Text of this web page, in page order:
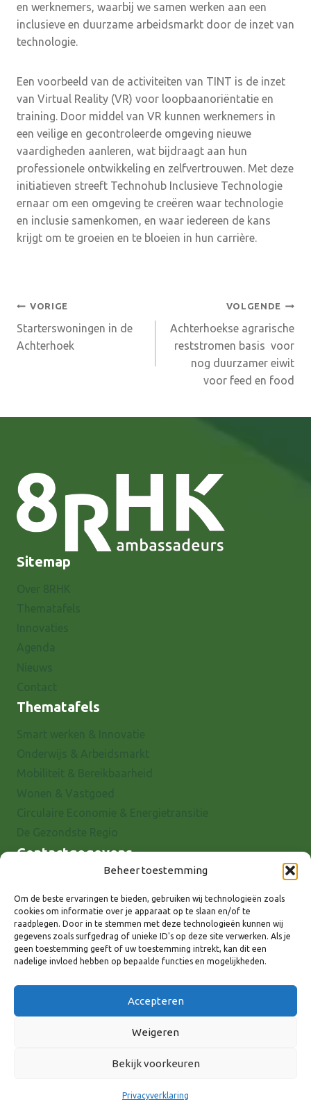
Beheer toestemming
Om de beste ervaringen te bieden, gebruiken wij technologieën zoals
cookies om informatie over je apparaat op te slaan en/of te
raadplegen. Door in te stemmen met deze technologieën kunnen wij
gegevens zoals surfgedrag of unieke ID's op deze site verwerken. Als je
geen toestemming geeft of uw toestemming intrekt, kan dit een
nadelige invloed hebben op bepaalde functies en mogelijkheden.
Accepteren
Weigeren
Bekijk voorkeuren
Privacyverklaring
en werknemers, waarbij we samen werken aan een
inclusieve en duurzame arbeidsmarkt door de inzet van
technologie.
Een voorbeeld van de activiteiten van TINT is de inzet
van Virtual Reality (VR) voor loopbaanoriëntatie en
training. Door middel van VR kunnen werknemers in
een veilige en gecontroleerde omgeving nieuwe
vaardigheden aanleren, wat bijdraagt aan hun
professionele ontwikkeling en zelfvertrouwen. Met deze
initiatieven streeft Technohub Inclusieve Technologie
ernaar om een omgeving te creëren waar technologie
en inclusie samenkomen, en waar iedereen de kans
krijgt om te groeien en te bloeien in hun carrière.
Bericht
navigatie
VORIGE
Starterswoningen in de
Achterhoek
VOLGENDE
Achterhoekse agrarische
reststromen basis voor
nog duurzamer eiwit
voor feed en food
Sitemap
Thematafels
Contactgegevens
7001 EX Doetinchem
E-mail: info@8rhk.nl
Telefoonnummers
Privacyverklaring